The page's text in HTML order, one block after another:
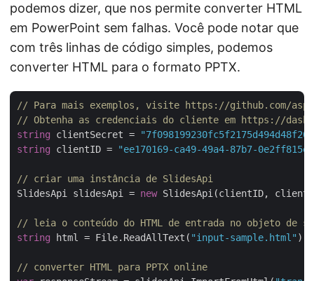
podemos dizer, que nos permite converter HTML
em PowerPoint sem falhas. Você pode notar que
com três linhas de código simples, podemos
converter HTML para o formato PPTX.
// Para mais exemplos, visite https://github.com/
// Obtenha as credenciais do cliente em https://
string clientSecret =
string clientID = "ee170169-ca49-49a4-87b7-
// criar uma instância de SlidesApi
SlidesApi slidesApi = new SlidesApi(clientID,
// leia o conteúdo do HTML de entrada no objeto de
string html = File.ReadAllText( "input-sample.html" );
// converter HTML para PPTX online